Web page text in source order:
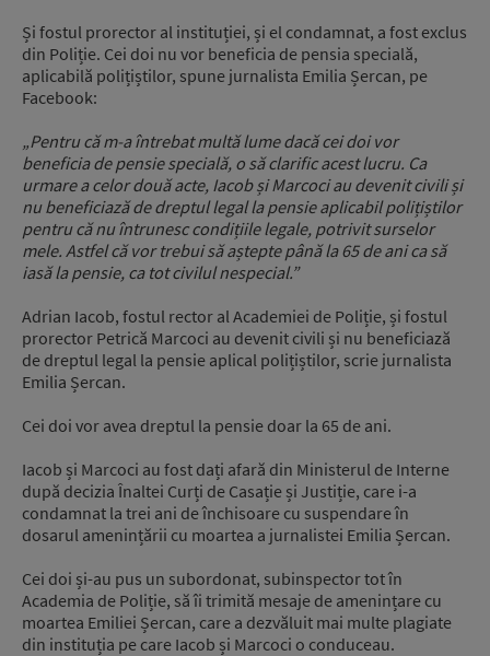
Și fostul prorector al instituției, și el condamnat, a fost exclus
din Poliție. Cei doi nu vor beneficia de pensia specială,
aplicabilă polițiștilor, spune jurnalista Emilia Șercan, pe
Facebook:
„Pentru că m-a întrebat multă lume dacă cei doi vor
beneficia de pensie specială, o să clarific acest lucru. Ca
urmare a celor două acte, Iacob și Marcoci au devenit civili și
nu beneficiază de dreptul legal la pensie aplicabil polițiștilor
pentru că nu întrunesc condițiile legale, potrivit surselor
mele. Astfel că vor trebui să aștepte până la 65 de ani ca să
iasă la pensie, ca tot civilul nespecial.”
Adrian Iacob, fostul rector al Academiei de Poliție, și fostul
prorector Petrică Marcoci au devenit civili și nu beneficiază
de dreptul legal la pensie aplical polițiștilor, scrie jurnalista
Emilia Șercan.
Cei doi vor avea dreptul la pensie doar la 65 de ani.
Iacob și Marcoci au fost dați afară din Ministerul de Interne
după decizia Înaltei Curți de Casație și Justiție, care i-a
condamnat la trei ani de închisoare cu suspendare în
dosarul amenințării cu moartea a jurnalistei Emilia Șercan.
Cei doi și-au pus un subordonat, subinspector tot în
Academia de Poliție, să îi trimită mesaje de amenințare cu
moartea Emiliei Șercan, care a dezvăluit mai multe plagiate
din instituția pe care Iacob și Marcoci o conduceau.